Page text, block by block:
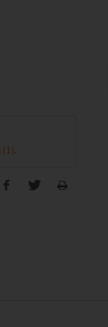
(1)